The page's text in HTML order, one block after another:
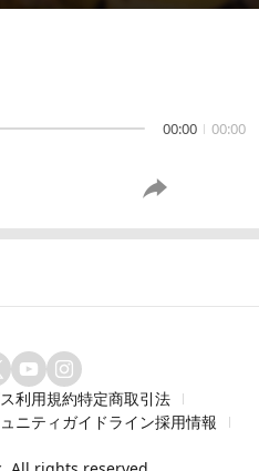
00:00 00:00
利用規約特定商取引法
ニティガイドライン採用情報